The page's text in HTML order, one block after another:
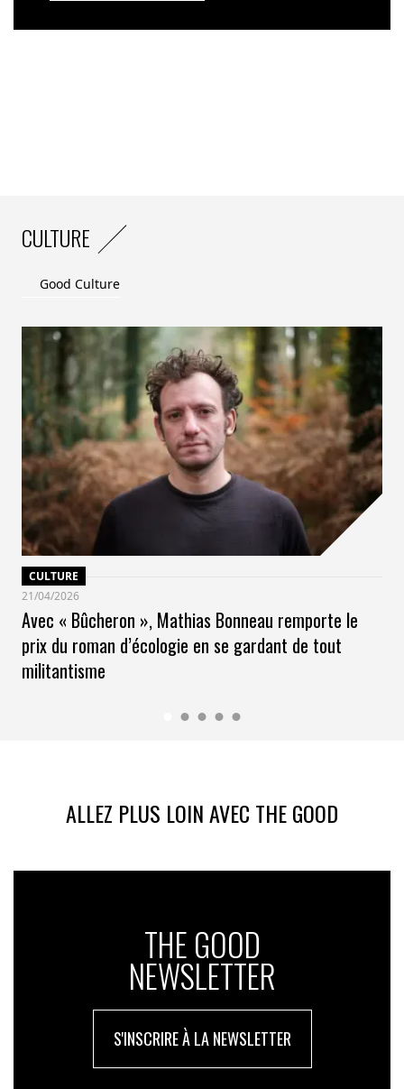
CULTURE
Good Culture
CULTURE
21/04/2026
Avec « Bûcheron », Mathias Bonneau remporte le
prix du roman d’écologie en se gardant de tout
militantisme
ALLEZ PLUS LOIN AVEC THE GOOD
THE GOOD
NEWSLETTER
S'INSCRIRE À LA NEWSLETTER